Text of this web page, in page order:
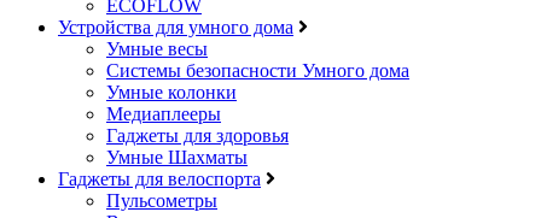
ECOFLOW
Устройства для умного дома
Умные весы
Системы безопасности Умного дома
Умные колонки
Медиаплееры
Гаджеты для здоровья
Умные Шахматы
Гаджеты для велоспорта
Пульсометры